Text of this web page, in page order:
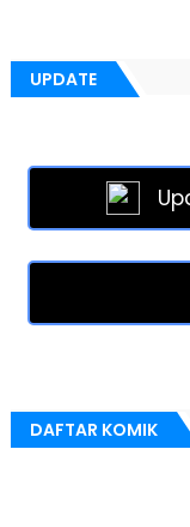
UPDATE
DAFTAR KOMIK